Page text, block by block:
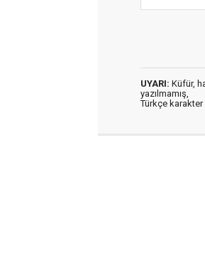
UYARI: Küfür,
yazılmamış,
Türkçe karakter